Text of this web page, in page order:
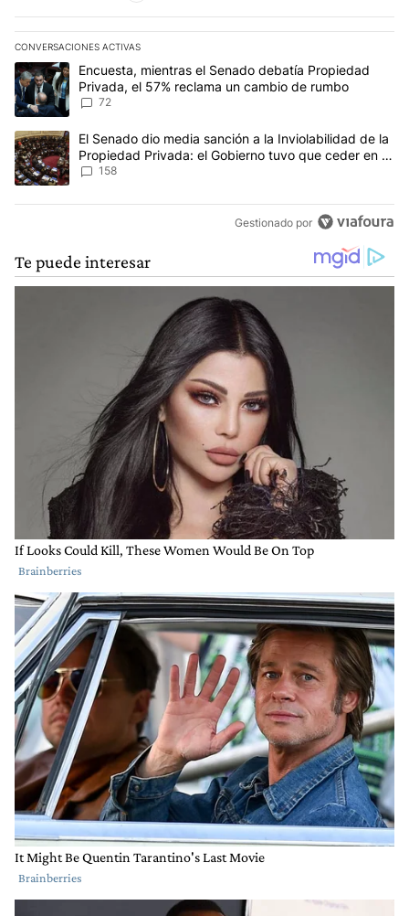
CONVERSACIONES ACTIVAS
Este listado muestra los artículos con más comentarios en los
Un artículo de tendencia con el título "Encuesta, mientras el
Encuesta, mientras el Senado debatía Propiedad
Privada, el 57% reclama un cambio de rumbo
72
Un artículo de tendencia con el título "El Senado dio media
El Senado dio media sanción a la Inviolabilidad de la
Propiedad Privada: el Gobierno tuvo que ceder en la
Ley del Manejo del Fuego
158
Gestionado por